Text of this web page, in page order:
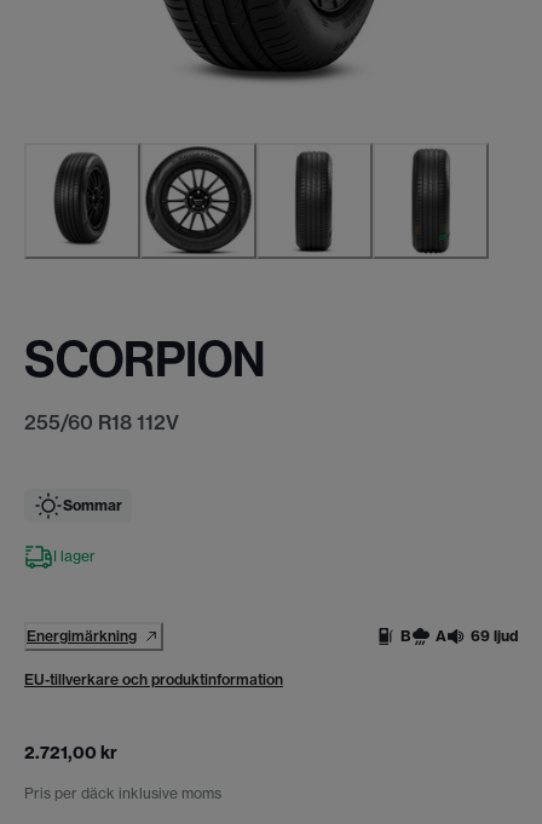
SCORPION
255/60 R18 112V
Sommar
I lager
Energimärkning B A 69 ljud
EU-tillverkare och produktinformation
2.721,00 kr
Pris per däck inklusive moms